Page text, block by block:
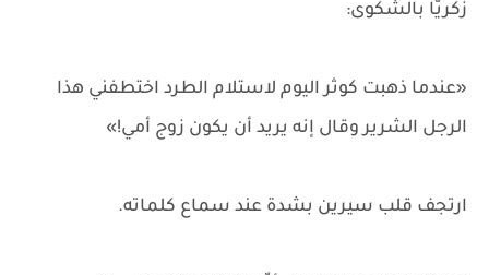
زكريّا بالشكوى:
«عندما ذهبت كوثر اليوم لاستلام الطرد اختطفني هذا
الرجل الشرير وقال إنه يريد أن يكون زوج أمي!»
ارتجف قلب سيرين بشدة عند سماع كلماته.